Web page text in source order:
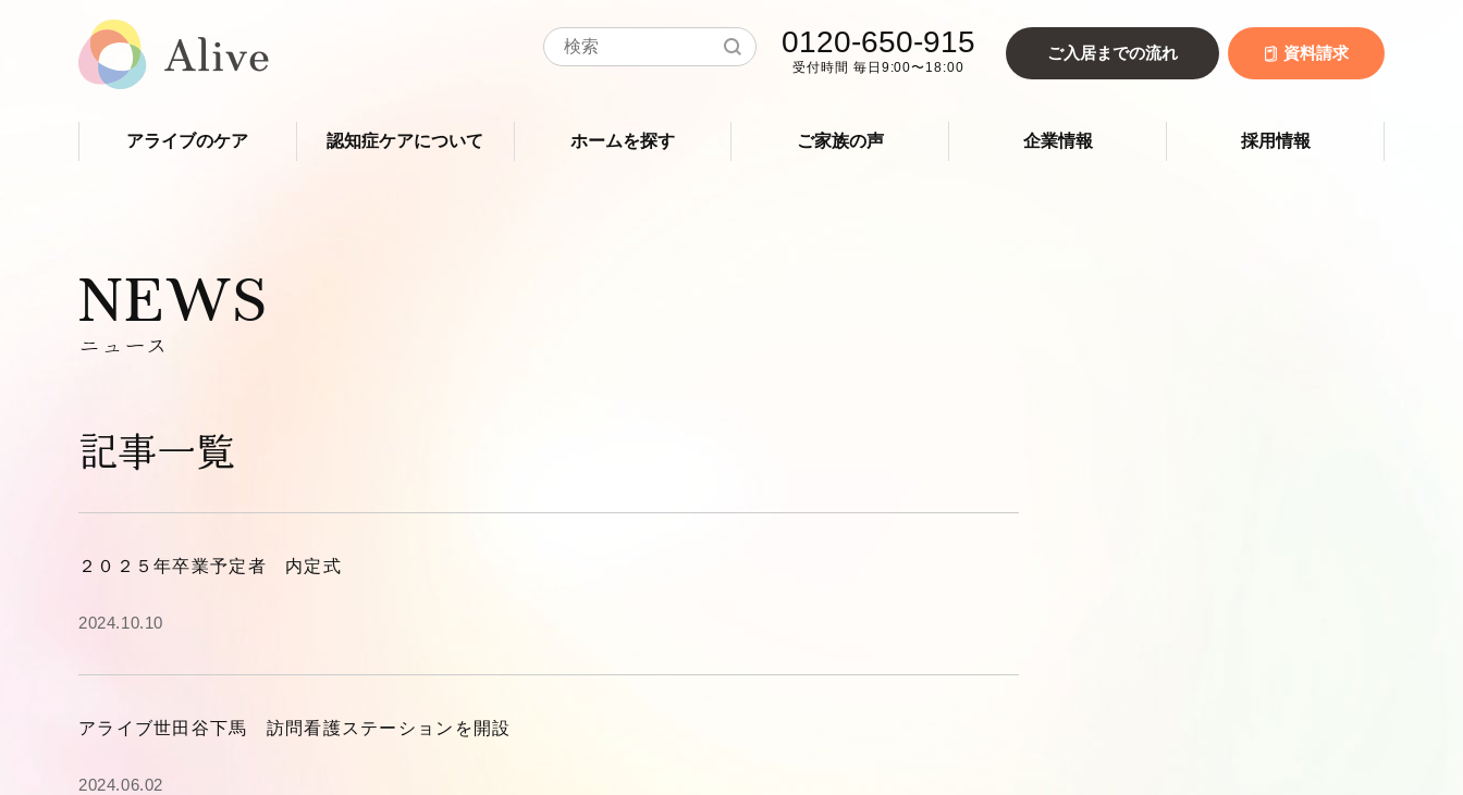
0120-650-915
受付時間 毎日9:00〜18:00
ご入居までの流れ 資料請求
アライブのケア 認知症ケアについて ホームを探す ご家族の声 企業情報 採用情報
NEWS
ニュース
記事一覧
２０２５年卒業予定者 内定式
2024.10.10
アライブ世田谷下馬 訪問看護ステーションを開設
2024.06.02